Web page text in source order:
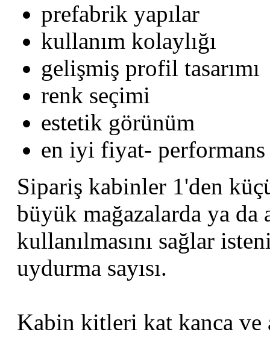
prefabrik yapılar
kullanım kolaylığı
gelişmiş profil tasarımı
renk seçimi
estetik görünüm
en iyi fiyat- performans
Sipariş kabinler 1'den
büyük mağazalarda ya da
kullanılmasını sağlar
uydurma sayısı.
Kabin kitleri kat kanca ve